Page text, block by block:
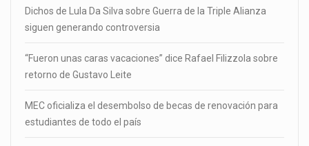
Dichos de Lula Da Silva sobre Guerra de la Triple Alianza
siguen generando controversia
“Fueron unas caras vacaciones” dice Rafael Filizzola sobre
retorno de Gustavo Leite
MEC oficializa el desembolso de becas de renovación para
estudiantes de todo el país